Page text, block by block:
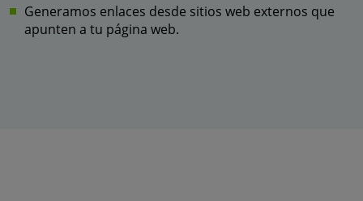
Generamos enlaces desde sitios web externos que
apunten a tu página web.